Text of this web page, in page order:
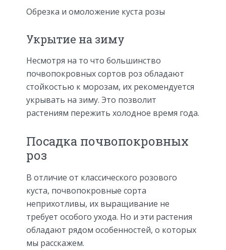
Обрезка и омоложение куста розы
Укрытие на зиму
Несмотря на то что большинство
почвопокровных сортов роз обладают
стойкостью к морозам, их рекомендуется
укрывать на зиму. Это позволит
растениям пережить холодное время года.
Посадка почвопокровных
роз
В отличие от классического розового
куста, почвопокровные сорта
неприхотливы, их выращивание не
требует особого ухода. Но и эти растения
обладают рядом особенностей, о которых
мы расскажем.